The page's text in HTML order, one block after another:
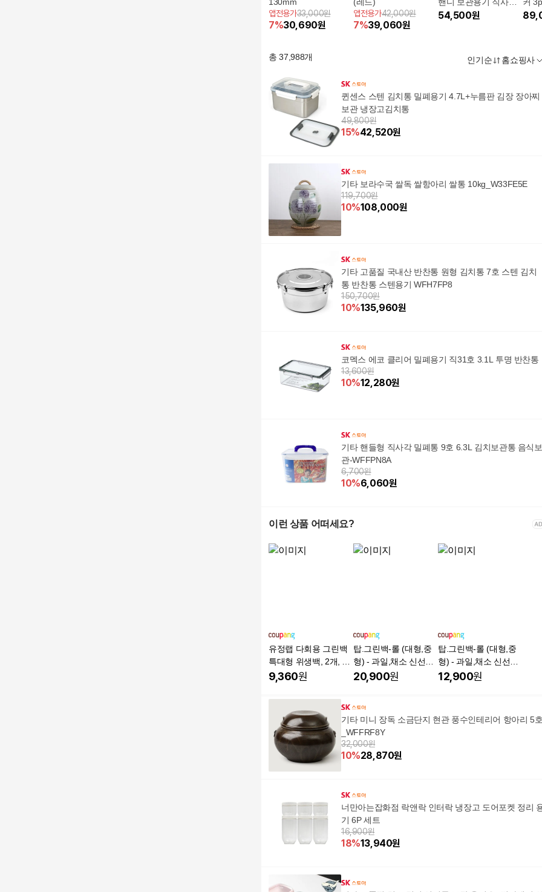
앱전용가33,000원
7%30,690원
앱전용가42,000원
7%39,060원
5300ml
54,500원
총37,988개 인기순 홈쇼핑사
퀸센스 스텐 김치통 밀폐용기 4.7L+누름판 김장 장아찌
보관 냉장고김치통
49,800원
15%42,520원
기타 보라수국 쌀독 쌀항아리 쌀통 10kg_W33FE5E
119,700원
10%108,000원
기타 고품질 국내산 반찬통 원형 김치통 7호 스텐 김치
통 반찬통 스텐용기 WFH7FP8
150,700원
10%135,960원
코멕스 에코 클리어 밀폐용기 직31호 3.1L 투명 반찬통
13,600원
10%12,280원
기타 핸들형 직사각 밀폐통 9호 6.3L 김치보관통 음식보
관-WFFPN8A
6,700원
10%6,060원
이런 상품 어떠세요?
유정랩 다회용 그린백
특대형 위생백, 2개, 10
개
9,360원
탑.그린백-롤 (대형,중
형) - 과일,채소 신선유
지/항균/항취 일라이트
100개
20,900원
탑.그린백-롤 (대형,중
형) - 과일,채소 신선유
지/항균/항취 일라이트
12,900원
기타 미니 장독 소금단지 현관 풍수인테리어 항아리 5
_WFFRF8Y
32,000원
10%28,870원
너만아는잡화점 락앤락 인터락 냉장고 도어포켓 정리
기 6P 세트
16,900원
18%13,940원